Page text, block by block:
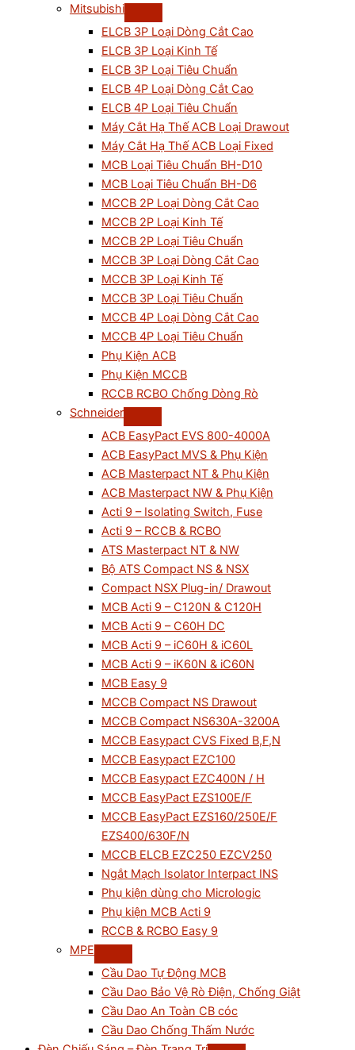
Mitsubishi
ELCB 3P Loại Dòng Cắt Cao
ELCB 3P Loại Kinh Tế
ELCB 3P Loại Tiêu Chuẩn
ELCB 4P Loại Dòng Cắt Cao
ELCB 4P Loại Tiêu Chuẩn
Máy Cắt Hạ Thế ACB Loại Drawout
Máy Cắt Hạ Thế ACB Loại Fixed
MCB Loại Tiêu Chuẩn BH-D10
MCB Loại Tiêu Chuẩn BH-D6
MCCB 2P Loại Dòng Cắt Cao
MCCB 2P Loại Kinh Tế
MCCB 2P Loại Tiêu Chuẩn
MCCB 3P Loại Dòng Cắt Cao
MCCB 3P Loại Kinh Tế
MCCB 3P Loại Tiêu Chuẩn
MCCB 4P Loại Dòng Cắt Cao
MCCB 4P Loại Tiêu Chuẩn
Phụ Kiện ACB
Phụ Kiện MCCB
RCCB RCBO Chống Dòng Rò
Schneider
ACB EasyPact EVS 800-4000A
ACB EasyPact MVS & Phụ Kiện
ACB Masterpact NT & Phụ Kiện
ACB Masterpact NW & Phụ Kiện
Acti 9 – Isolating Switch, Fuse
Acti 9 – RCCB & RCBO
ATS Masterpact NT & NW
Bộ ATS Compact NS & NSX
Compact NSX Plug-in/ Drawout
MCB Acti 9 – C120N & C120H
MCB Acti 9 – C60H DC
MCB Acti 9 – iC60H & iC60L
MCB Acti 9 – iK60N & iC60N
MCB Easy 9
MCCB Compact NS Drawout
MCCB Compact NS630A-3200A
MCCB Easypact CVS Fixed B,F,N
MCCB Easypact EZC100
MCCB Easypact EZC400N / H
MCCB EasyPact EZS100E/F
MCCB EasyPact EZS160/250E/F
EZS400/630F/N
MCCB ELCB EZC250 EZCV250
Ngắt Mạch Isolator Interpact INS
Phụ kiện dùng cho Micrologic
Phụ kiện MCB Acti 9
RCCB & RCBO Easy 9
MPE
Cầu Dao Tự Động MCB
Cầu Dao Bảo Vệ Rò Điện, Chống Giật
Cầu Dao An Toàn CB cóc
Cầu Dao Chống Thấm Nước